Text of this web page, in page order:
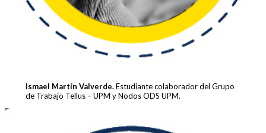
Ismael Martín Valverde.Estudiante colaborador del Grupo
de Trabajo Tellus – UPM y Nodos ODS UPM.